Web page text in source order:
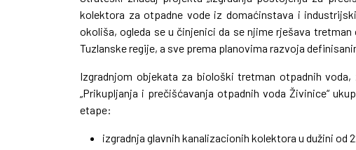
kolektora za otpadne vode iz domaćinstava i
okoliša, ogleda se u činjenici da se njime rješava
Tuzlanske regije, a sve prema planovima razvoja
Izgradnjom objekata za biološki tretman otpadnih
„Prikupljanja i prečišćavanja otpadnih voda Živinice“
etape:
izgradnja glavnih kanalizacionih kolektora u dužini od